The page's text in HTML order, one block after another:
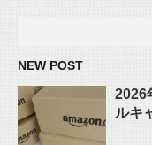
NEW POST
2026
ルキ